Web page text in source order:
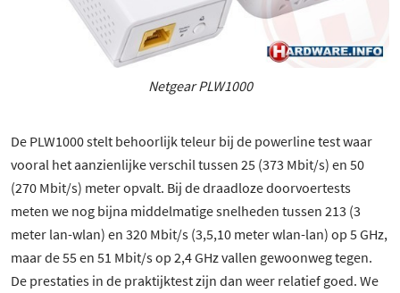
Netgear PLW1000
De PLW1000 stelt behoorlijk teleur bij de powerline test waar
vooral het aanzienlijke verschil tussen 25 (373 Mbit/s) en 50
(270 Mbit/s) meter opvalt. Bij de draadloze doorvoertests
meten we nog bijna middelmatige snelheden tussen 213 (3
meter lan-wlan) en 320 Mbit/s (3,5,10 meter wlan-lan) op 5 GHz,
maar de 55 en 51 Mbit/s op 2,4 GHz vallen gewoonweg tegen.
De prestaties in de praktijktest zijn dan weer relatief goed. We